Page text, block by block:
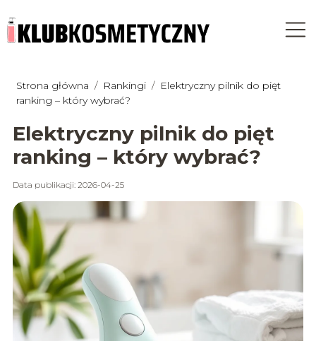
Strona główna / Rankingi / Elektryczny pilnik do pięt
ranking – który wybrać?
Elektryczny pilnik do pięt
ranking – który wybrać?
Data publikacji: 2026-04-25